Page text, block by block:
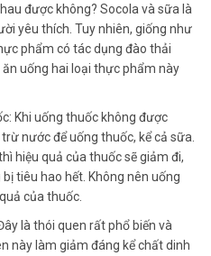
được không? Socola và sữa là
yêu thích. Tuy nhiên, giống như
phẩm có tác dụng đào thải
uống hai loại thực phẩm này
Khi uống thuốc không được
nước để uống thuốc, kể cả sữa.
hiệu quả của thuốc sẽ giảm đi,
tiêu hao hết. Không nên uống
của thuốc.
là thói quen rất phổ biến và
này làm giảm đáng kể chất dinh